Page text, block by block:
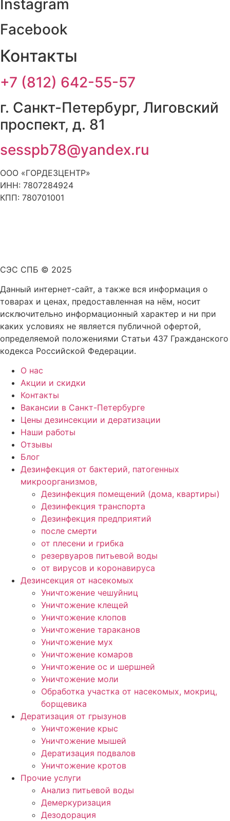
Instagram
Facebook
Контакты
+7 (812) 642-55-57
г. Санкт-Петербург, Лиговский
проспект, д. 81
sesspb78@yandex.ru
ООО «ГОРДЕЗЦЕНТР»
ИНН: 7807284924
КПП: 780701001
СЭС СПБ © 2025
Данный интернет-сайт, а также вся информация о
товарах и ценах, предоставленная на нём, носит
исключительно информационный характер и ни при
каких условиях не является публичной офертой,
определяемой положениями Статьи 437 Гражданского
кодекса Российской Федерации.
О нас
Акции и скидки
Контакты
Вакансии в Санкт-Петербурге
Цены дезинсекции и дератизации
Наши работы
Отзывы
Блог
Дезинфекция от бактерий, патогенных
микроорганизмов,
Дезинфекция помещений (дома, квартиры)
Дезинфекция транспорта
Дезинфекция предприятий
после смерти
от плесени и грибка
резервуаров питьевой воды
от вирусов и коронавируса
Дезинсекция от насекомых
Уничтожение чешуйниц
Уничтожение клещей
Уничтожение клопов
Уничтожение тараканов
Уничтожение мух
Уничтожение комаров
Уничтожение ос и шершней
Уничтожение моли
Обработка участка от насекомых, мокриц,
борщевика
Дератизация от грызунов
Уничтожение крыс
Уничтожение мышей
Дератизация подвалов
Уничтожение кротов
Прочие услуги
Анализ питьевой воды
Демеркуризация
Дезодорация